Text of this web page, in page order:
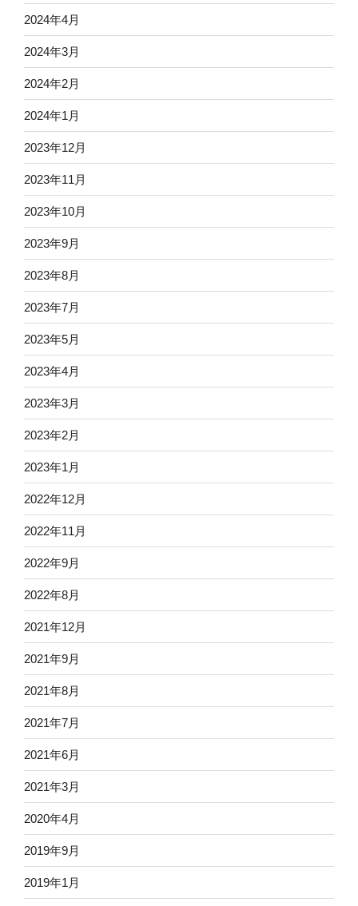
2024年4月
2024年3月
2024年2月
2024年1月
2023年12月
2023年11月
2023年10月
2023年9月
2023年8月
2023年7月
2023年5月
2023年4月
2023年3月
2023年2月
2023年1月
2022年12月
2022年11月
2022年9月
2022年8月
2021年12月
2021年9月
2021年8月
2021年7月
2021年6月
2021年3月
2020年4月
2019年9月
2019年1月